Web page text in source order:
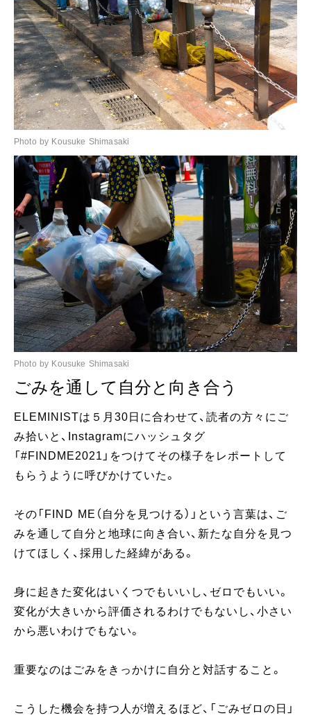
Photo by Kousuke Shimasaki
Photo by Kousuke Shimasaki
ごみを通して自分と向き合う
ELEMINISTは５月30日に合わせて、読者の方々にご
み拾いと、Instagramにハッシュタグ
「#FINDME2021」をつけてその様子をレポートして
もらうように呼びかけていた。
その「FIND ME（自分を見つける）」という言葉は、ご
みを通して自分と地球に向き合い、新たな自分を見つ
けてほしく、採用した経緯がある。
身に起きた変化はいくつでもいいし、ゼロでもいい。
変化が大きいから評価されるわけでもないし、小さい
から悪いわけでもない。
重要なのはごみをきっかけに自分と対話すること。
こうした機会を持つ人が増えるほど、「ごみゼロの日」